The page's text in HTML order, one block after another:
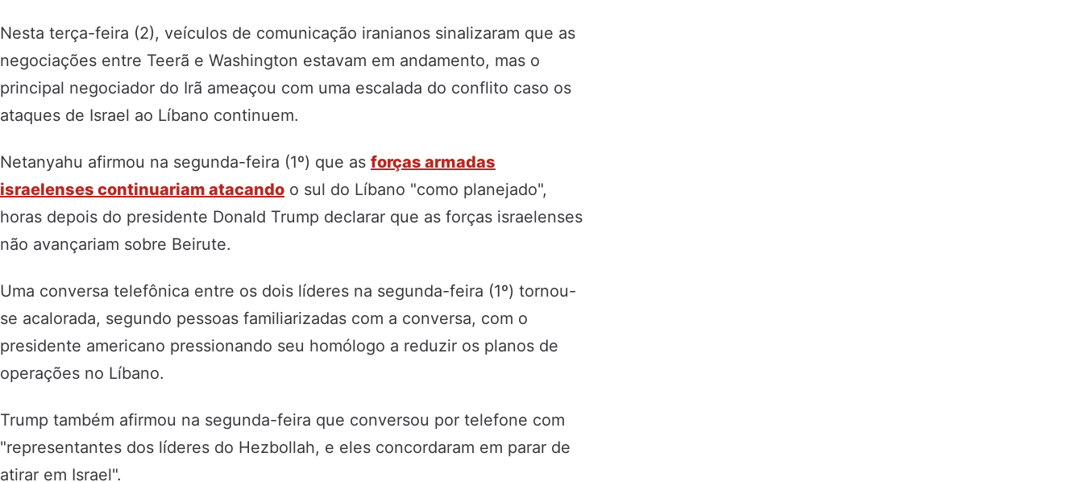
Nesta terça-feira (2), veículos de comunicação iranianos sinalizaram que as
negociações entre Teerã e Washington estavam em andamento, mas o
principal negociador do Irã ameaçou com uma escalada do conflito caso os
ataques de Israel ao Líbano continuem.
Netanyahu afirmou na segunda-feira (1º) que as forças armadas
israelenses continuariam atacando o sul do Líbano "como planejado",
horas depois do presidente Donald Trump declarar que as forças israelenses
não avançariam sobre Beirute.
Uma conversa telefônica entre os dois líderes na segunda-feira (1º) tornou-
se acalorada, segundo pessoas familiarizadas com a conversa, com o
presidente americano pressionando seu homólogo a reduzir os planos de
operações no Líbano.
Trump também afirmou na segunda-feira que conversou por telefone com
"representantes dos líderes do Hezbollah, e eles concordaram em parar de
atirar em Israel".